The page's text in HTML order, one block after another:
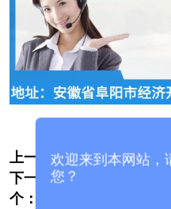
上一个: 无人值守往复
茂鑫晟]
下一
个：
货车龙门式洗车
欢迎来到本网站，
您？